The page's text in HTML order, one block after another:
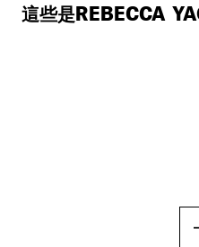
這些是REBECCA